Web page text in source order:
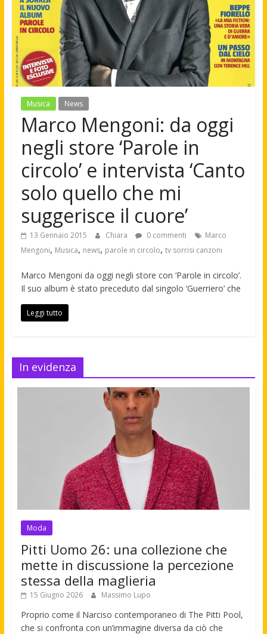
Musica News
Marco Mengoni: da oggi
negli store ‘Parole in
circolo’ e intervista ‘Canto
solo quello che mi
suggerisce il cuore’
13 Gennaio 2015 Chiara 0 commenti
Marco
Mengoni, Musica, news, parole in circolo, tv sorrisi canzoni
Marco Mengoni da oggi negli store con ‘Parole in circolo’.
Il suo album è stato preceduto dal singolo ‘Guerriero’ che
Leggi tutto
In evidenza
Moda
Pitti Uomo 26: una collezione che
mette in discussione la percezione
stessa della maglieria
15 Giugno 2026 Massimo Lupo
Proprio come il Narciso contemporaneo di The Pitti Pool,
che si confronta con un’immagine diversa da ciò che